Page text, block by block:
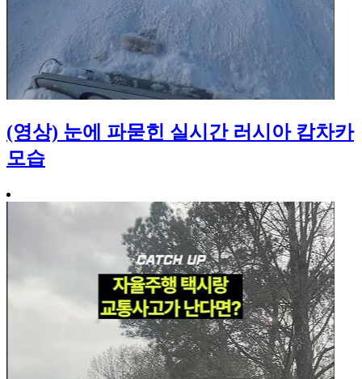
(영상) 눈에 파묻힌 실시간 러시아 캄차카
모습